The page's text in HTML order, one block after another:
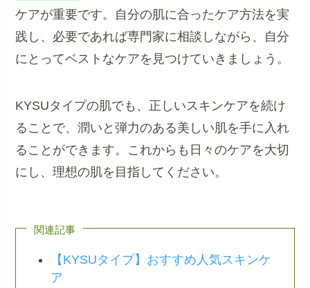
ケアが重要です。自分の肌に合ったケア方法を実
践し、必要であれば専門家に相談しながら、自分
にとってベストなケアを見つけていきましょう。
KYSUタイプの肌でも、正しいスキンケアを続け
ることで、潤いと弾力のある美しい肌を手に入れ
ることができます。これからも日々のケアを大切
にし、理想の肌を目指してください。
関連記事
【KYSUタイプ】おすすめ人気スキンケ
ア